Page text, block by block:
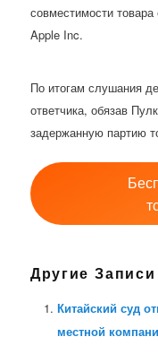
совместимости
Apple Inc.
По итогам слушания
ответчика, обязав
задержанную партию
Другие
Китайский суд
местной